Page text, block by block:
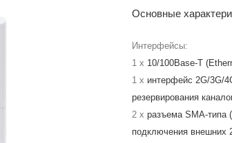
Основные
Интерфейсы:
1 x 10/100Base-T
1 x интерфейс 2G/3G/
резервирования
2 x разъема SMA-типа
подключения внешних